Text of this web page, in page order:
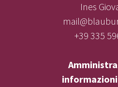
Ines
+39 335